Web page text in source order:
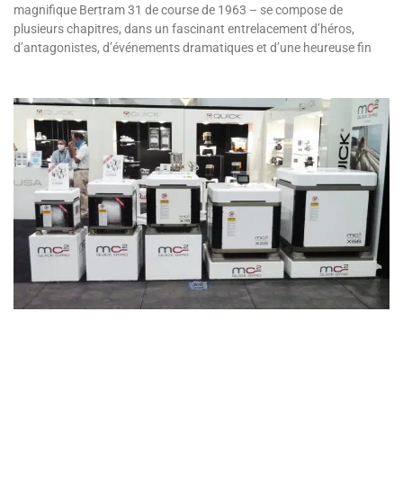
magnifique Bertram 31 de course de 1963 – se compose de
plusieurs chapitres, dans un fascinant entrelacement d’héros,
d’antagonistes, d’événements dramatiques et d’une heureuse fin